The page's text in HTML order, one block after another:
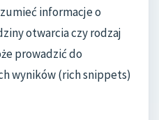
informacje o
otwarcia czy rodzaj
prowadzić do
wyników (rich snippets)